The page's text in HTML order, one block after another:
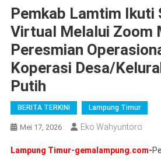
Pemkab Lamtim Ikuti
Virtual Melalui Zoom
Peresmian
Koperasi Desa/
Putih
BERITA TERKINI Lampung Timur
Mei 17, 2026 Eko Wahyuntoro
Lampung Timur-gemalampung.com-